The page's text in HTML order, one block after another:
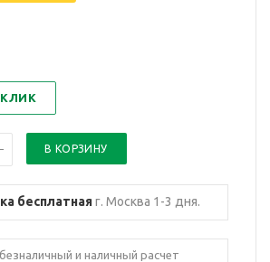
КЛИК
бесплатнаяг. Москва 1-3 дня.
безналичный и наличный расчет